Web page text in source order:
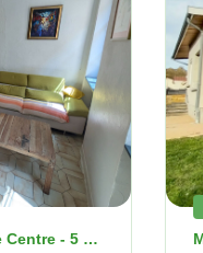
Maison De Ville - Vienne Centre - 5 Pièces -144 M2